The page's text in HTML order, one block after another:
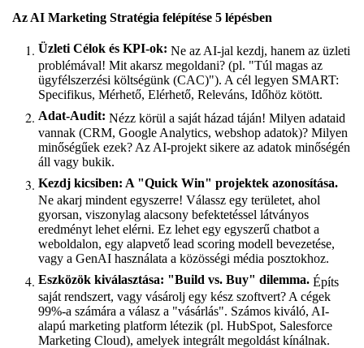
Az AI Marketing Stratégia felépítése 5 lépésben
Üzleti Célok és KPI-ok: Ne az AI-jal kezdj, hanem az üzleti
problémával! Mit akarsz megoldani? (pl. "Túl magas az
ügyfélszerzési költségünk (CAC)"). A cél legyen SMART:
Specifikus, Mérhető, Elérhető, Releváns, Időhöz kötött.
Adat-Audit: Nézz körül a saját házad táján! Milyen adataid
vannak (CRM, Google Analytics, webshop adatok)? Milyen
minőségűek ezek? Az AI-projekt sikere az adatok minőségén
áll vagy bukik.
Kezdj kicsiben: A "Quick Win" projektek azonosítása.
Ne akarj mindent egyszerre! Válassz egy területet, ahol
gyorsan, viszonylag alacsony befektetéssel látványos
eredményt lehet elérni. Ez lehet egy egyszerű chatbot a
weboldalon, egy alapvető lead scoring modell bevezetése,
vagy a GenAI használata a közösségi média posztokhoz.
Eszközök kiválasztása: "Build vs. Buy" dilemma. Építs
saját rendszert, vagy vásárolj egy kész szoftvert? A cégek
99%-a számára a válasz a "vásárlás". Számos kiváló, AI-
alapú marketing platform létezik (pl. HubSpot, Salesforce
Marketing Cloud), amelyek integrált megoldást kínálnak.